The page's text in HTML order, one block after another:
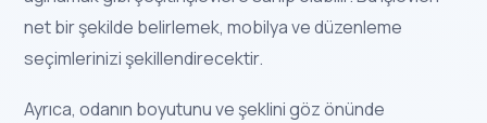
net bir şekilde belirlemek, mobilya ve düzenleme
seçimlerinizi şekillendirecektir.
Ayrıca, odanın boyutunu ve şeklini göz önünde